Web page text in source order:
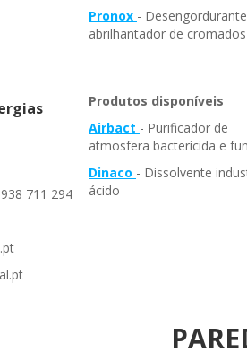
Pronox - Desengordurante
abrilhantador de
711 294
Produtos disponíveis
Airbact - Purificador de
atmosfera bactericida e
Dinaco - Dissolvente
ácido